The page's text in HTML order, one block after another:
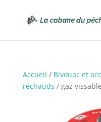
Accueil / Bivouac et
réchauds / gaz